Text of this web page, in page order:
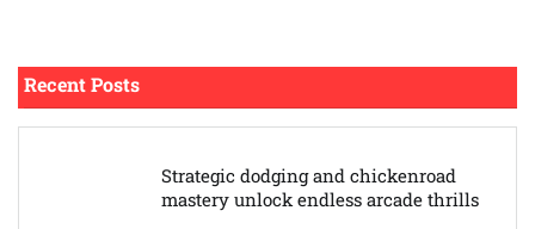
Recent Posts
Strategic dodging and chickenroad
mastery unlock endless arcade thrills